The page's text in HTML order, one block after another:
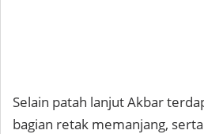
Selain patah lanjut Akbar
bagian retak memanjang,